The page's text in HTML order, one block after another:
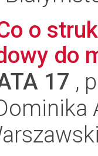
o
do
17 ,